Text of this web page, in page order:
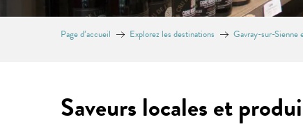
Page d’accueil Explorez les destinations Gavray-sur-Sienne
Saveurs locales et